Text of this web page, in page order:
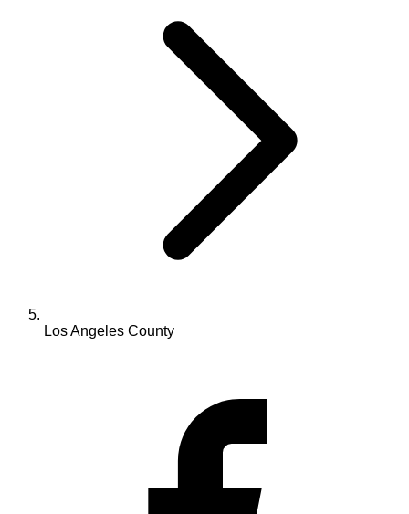
Los Angeles County